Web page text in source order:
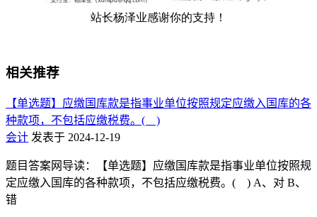
相关推荐
【单选题】应缴国库款是指事业单位按照规定应缴入国库的各
种款项，不包括应缴税费。( )
会计 发表于 2024-12-19
题目答案网导读：【单选题】应缴国库款是指事业单位按照规
定应缴入国库的各种款项，不包括应缴税费。( ) A、对 B、
错